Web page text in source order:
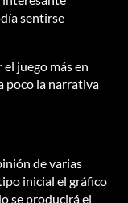
sentirse
juego más en
poco la narrativa
de varias
inicial el gráfico
se producirá el